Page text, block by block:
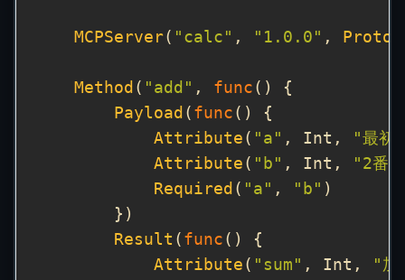
MCPServer( "calc" , "1.0.0" ,
Method ( "add" , func
Payload ( func
Attribute ( "a" , Int,
"最初
Attribute ( "b" , Int,
"2番
Required ( "a" , "b"
Result ( func
Attribute ( "sum" , Int,
"加